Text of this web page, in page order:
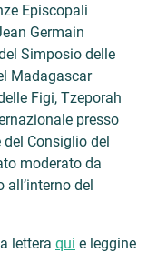
Episcopali
Germain
Simposio delle
Madagascar
Figi, Tzeporah
presso
del Consiglio del
moderato da
del
lettera qui e leggine